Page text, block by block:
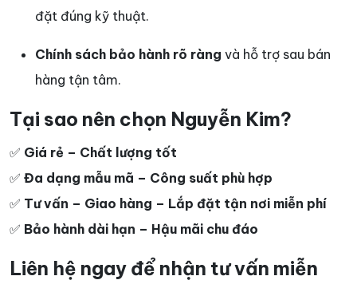
đặt đúng kỹ thuật.
Chính sách bảo hành rõ ràng và hỗ trợ sau bán
hàng tận tâm.
Tại sao nên chọn Nguyễn Kim?
✅ Giá rẻ – Chất lượng tốt
✅ Đa dạng mẫu mã – Công suất phù hợp
✅ Tư vấn – Giao hàng – Lắp đặt tận nơi miễn phí
✅ Bảo hành dài hạn – Hậu mãi chu đáo
Liên hệ ngay để nhận tư vấn miễn